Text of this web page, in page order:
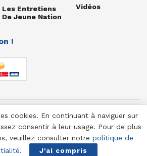
Les Entretiens
De Jeune Nation
Vidéos
!
cookies. En continuant à naviguer sur
consentir à leur usage. Pour de plus
veuillez consulter notre politique de
. J'ai compris